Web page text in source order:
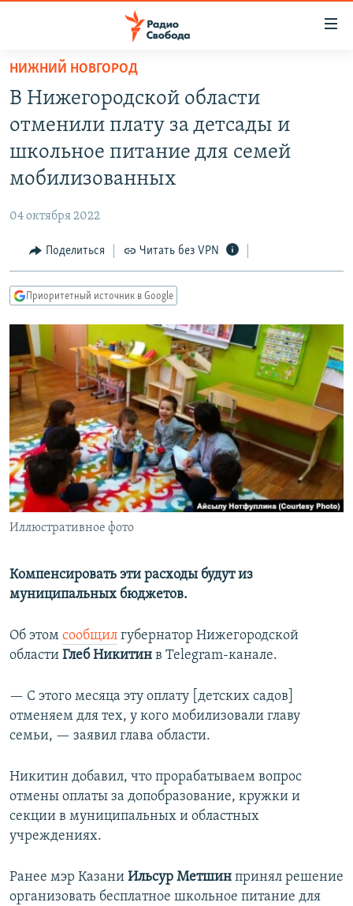
упрощенного
доступа
основному
содержанию
навигации
Вернутся
ЦИТАТЫ СВОБОДЫ
КУЛЬТУРА
IDEL.РЕАЛИИ
КАВКАЗ.РЕАЛИИ
СИБИРЬ.РЕАЛИИ
РАСПИСАНИЕ ВЕЩАНИЯ
ПОДПИШИТЕСЬ НА РАССЫЛКУ
СОЦИАЛЬНЫЕ СЕТИ
НИЖНИЙ НОВГОРОД
В Нижегородской области
отменили плату за детсады и
школьное питание для семей
мобилизованных
04 октября 2022
Поделиться Читать без VPN
Приоритетный источник в Google
Иллюстративное фото
Компенсировать эти расходы будут из
муниципальных бюджетов.
Об этом сообщил губернатор Нижегородской
области Глеб Никитин в Telegram-канале.
— С этого месяца эту оплату [детских садов]
отменяем для тех, у кого мобилизовали главу
семьи, — заявил глава области.
Никитин добавил, что прорабатываем вопрос
отмены оплаты за допобразование, кружки и
секции в муниципальных и областных
учреждениях.
Ранее мэр Казани Ильсур Метшин принял решение
организовать бесплатное школьное питание для